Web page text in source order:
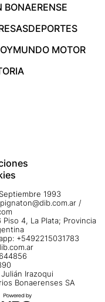
BONAERENSE
DEPORTES
MUNDO MOTOR
1993
/
4, La Plata; Provincia
+5492215031783
Irazoqui
Bonaerenses SA